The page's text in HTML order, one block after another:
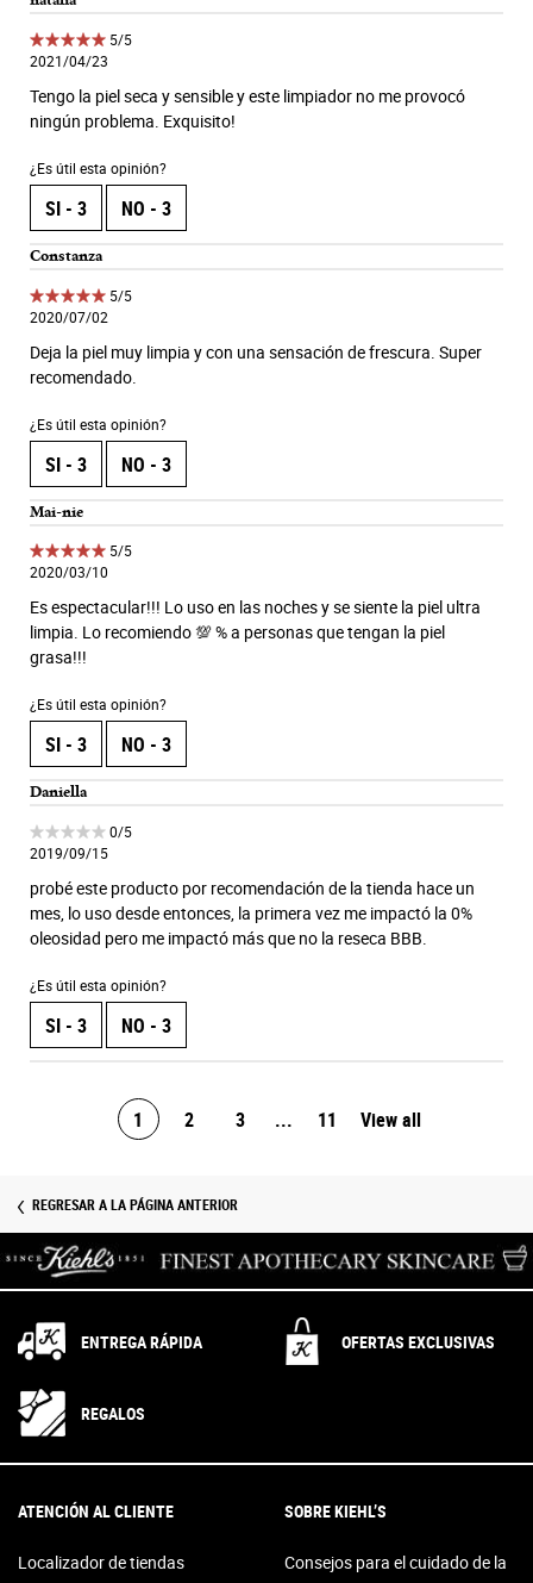
5 de 5 estrellas.
5/5
2021/04/23
Tengo la piel seca y sensible y este limpiador no me provocó
ningún problema. Exquisito!
¿Es útil esta opinión?
SI - 3 NO - 3
Constanza
5 de 5 estrellas.
5/5
2020/07/02
Deja la piel muy limpia y con una sensación de frescura. Super
recomendado.
¿Es útil esta opinión?
SI - 3 NO - 3
Mai-nie
5 de 5 estrellas.
5/5
2020/03/10
Es espectacular!!! Lo uso en las noches y se siente la piel ultra
limpia. Lo recomiendo 💯 % a personas que tengan la piel
grasa!!!
¿Es útil esta opinión?
SI - 3 NO - 3
Daniella
0 de 5 estrellas.
0/5
2019/09/15
probé este producto por recomendación de la tienda hace un
mes, lo uso desde entonces, la primera vez me impactó la 0%
oleosidad pero me impactó más que no la reseca BBB.
¿Es útil esta opinión?
SI - 3 NO - 3
Page 1 of 11. Current page
1 2 3 ... 11 View allproduct
REGRESAR A LA PÁGINA ANTERIOR
ENTREGA RÁPIDA OFERTAS EXCLUSIVAS
REGALOS
ATENCIÓN AL CLIENTE
Localizador de tiendas
SOBRE KIEHL’S
Consejos para el cuidado de la